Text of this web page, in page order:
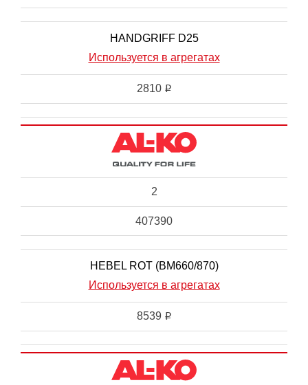
HANDGRIFF D25
Используется в агрегатах
2810 i
2
407390
HEBEL ROT (BM660/870)
Используется в агрегатах
8539 i